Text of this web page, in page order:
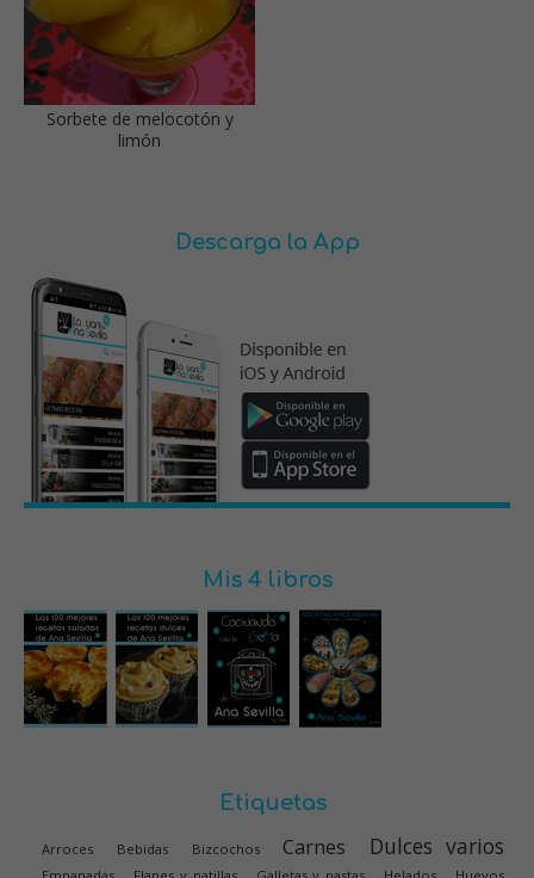
Sorbete de melocotón y
limón
Descarga la App
Mis 4 libros
Etiquetas
Arroces Bebidas Bizcochos Carnes Dulces varios